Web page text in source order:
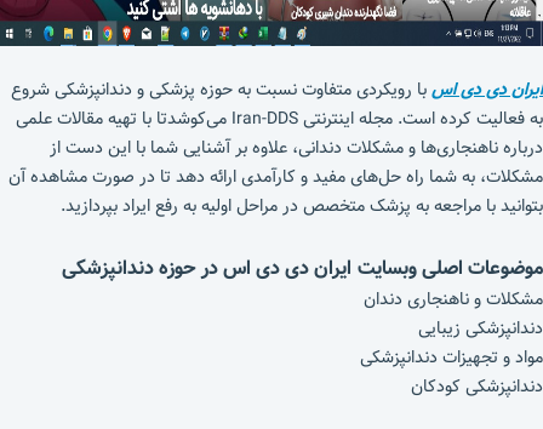
ایران دی دی اسبا رویکردی متفاوت نسبت به حوزه پزشکی و دندانپزشکی شروع
به فعالیت کرده است. مجله اینترنتی Iran-DDS می‌کوشدتا با تهیه مقالات علمی
درباره ناهنجاری‌ها و مشکلات دندانی، علاوه بر آشنایی شما با این دست از
مشکلات، به شما راه حل‌های مفید و کارآمدی ارائه دهد تا در صورت مشاهده آن
بتوانید با مراجعه به پزشک متخصص در مراحل اولیه به رفع ایراد بپردازید.
موضوعات اصلی وبسایت ایران دی دی اس در حوزه دندانپزشکی
مشکلات و ناهنجاری دندان
دندانپزشکی زیبایی
مواد و تجهیزات دندانپزشکی
دندانپزشکی کودکان